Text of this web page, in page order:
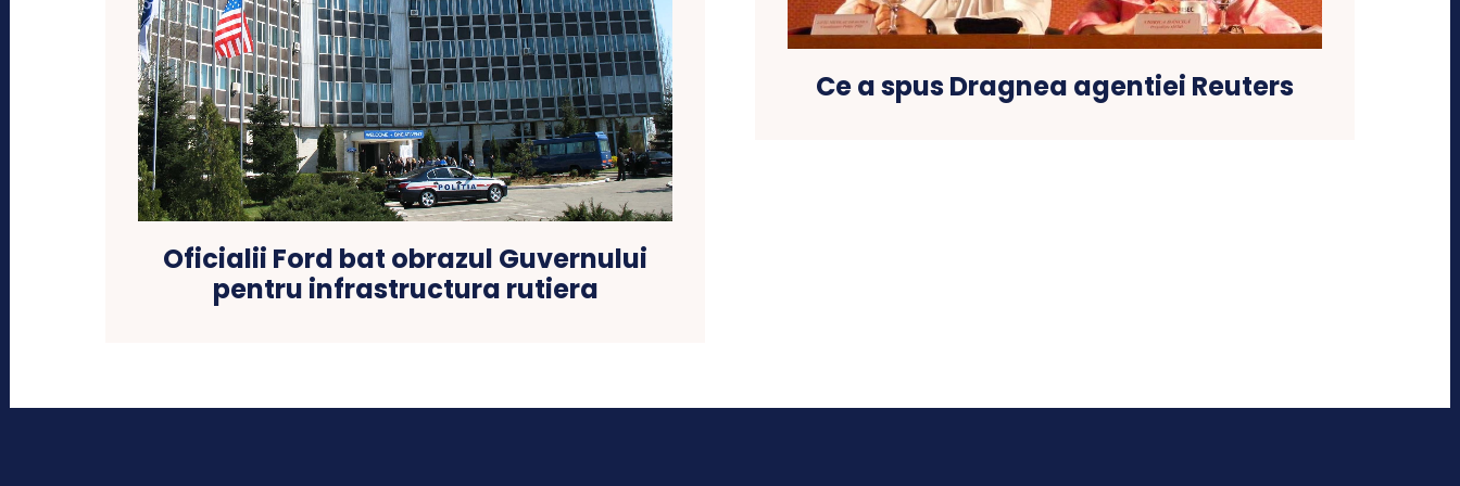
Oficialii Ford bat obrazul Guvernului
pentru infrastructura rutiera
Ce a spus Dragnea agentiei Reuters